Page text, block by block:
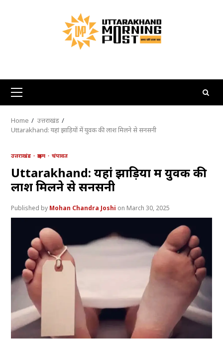
Primary
Menu
Home
उत्तराखंड
Uttarakhand: यहां झाड़ियों में युवक की लाश मिलने से सनसनी
उत्तराखंड क्राइम चंपावत
Uttarakhand: यहां झाड़ियों में युवक की
लाश मिलने से सनसनी
Mohan Chandra Joshi March 30, 2025